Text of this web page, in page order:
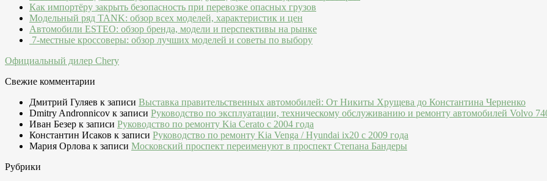
Как импортёру закрыть безопасность при перевозке опасных грузов
Модельный ряд TANK: обзор всех моделей, характеристик и цен
Автомобили ESTEO: обзор бренда, модели и перспективы на рынке
7-местные кроссоверы: обзор лучших моделей и советы по выбору
Официальный дилер Chery
Свежие комментарии
Дмитрий Гуляев к записи Выставка правительственных автомобилей: От Никиты Хрущева до Константина Черненко
Dmitry Andronnicov к записи Руководство по эксплуатации, техническому обслуживанию и ремонту автомобилей Volvo
Иван Безер к записи Руководство по ремонту Kia Cerato c 2004 года
Константин Исаков к записи Руководство по ремонту Kia Venga / Hyundai ix20 c 2009 года
Мария Орлова к записи Московский проспект переименуют в проспект Степана Бандеры
Рубрики